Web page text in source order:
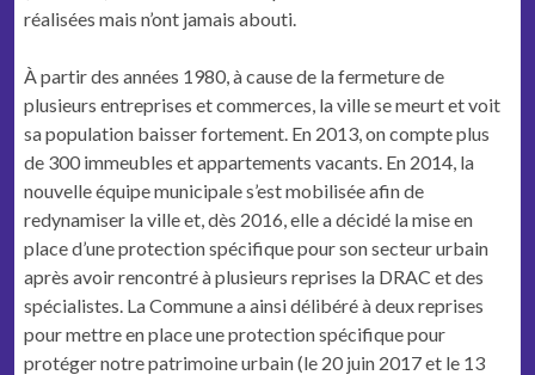
réalisées mais n’ont jamais abouti.
À partir des années 1980, à cause de la fermeture de
plusieurs entreprises et commerces, la ville se meurt et voit
sa population baisser fortement. En 2013, on compte plus
de 300 immeubles et appartements vacants. En 2014, la
nouvelle équipe municipale s’est mobilisée afin de
redynamiser la ville et, dès 2016, elle a décidé la mise en
place d’une protection spécifique pour son secteur urbain
après avoir rencontré à plusieurs reprises la DRAC et des
spécialistes. La Commune a ainsi délibéré à deux reprises
pour mettre en place une protection spécifique pour
protéger notre patrimoine urbain (le 20 juin 2017 et le 13